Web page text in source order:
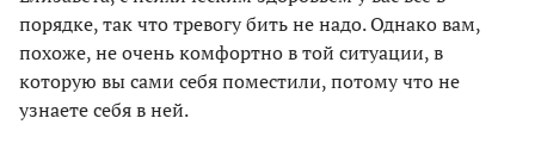
порядке, так что тревогу бить не надо. Однако вам,
похоже, не очень комфортно в той ситуации, в
которую вы сами себя поместили, потому что не
узнаете себя в ней.